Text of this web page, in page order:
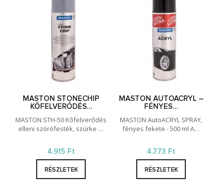
MASTON STONECHIP
KŐFELVERŐDÉS…
MASTON STH-50 Kőfelverődés
elleni szórófesték, szürke …
4.915 Ft
RÉSZLETEK
MASTON AUTOACRYL –
FÉNYES…
MASTON AutoACRYL SPRAY,
fényes fekete - 500 ml A…
4.773 Ft
RÉSZLETEK